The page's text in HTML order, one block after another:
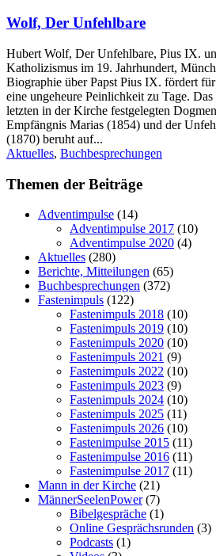
Wolf, Der Unfehlbare
Hubert Wolf, Der Unfehlbare, Pius IX.
Katholizismus im 19. Jahrhundert,
Biographie über Papst Pius IX. fördert
eine ungeheure Peinlichkeit zu Tage.
letzten in der Kirche festgelegten
Empfängnis Marias (1854) und der
(1870) beruht auf...
Aktuelles, Buchbesprechungen
Themen der Beiträge
Adventimpulse (14)
Adventimpulse 2017 (10)
Adventimpulse 2020 (4)
Aktuelles (280)
Berichte, Mitteilungen (65)
Buchbesprechungen (372)
Fastenimpuls (122)
Fastenimpuls 2018 (10)
Fastenimpuls 2019 (10)
Fastenimpuls 2020 (10)
Fastenimpuls 2021 (9)
Fastenimpuls 2022 (10)
Fastenimpuls 2023 (9)
Fastenimpuls 2024 (10)
Fastenimpuls 2025 (11)
Fastenimpuls 2026 (10)
Fastenimpulse 2015 (11)
Fastenimpulse 2016 (11)
Fastenimpulse 2017 (11)
Mann in der Kirche (21)
MännerSeelenPower(7)
Bibelgespräche (1)
Online Gesprächsrunden (3)
Podcasts (1)